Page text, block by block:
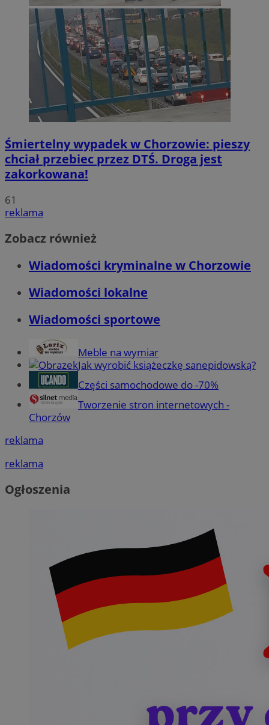
Śmiertelny wypadek w Chorzowie: pieszy
chciał przebiec przez DTŚ. Droga jest
zakorkowana!
61
reklama
Zobacz również
Wiadomości kryminalne w Chorzowie
Wiadomości lokalne
Wiadomości sportowe
Meble na wymiar
Jak wyrobić książeczkę sanepidowską?
Części samochodowe do -70%
Tworzenie stron internetowych -
Chorzów
reklama
reklama
Ogłoszenia